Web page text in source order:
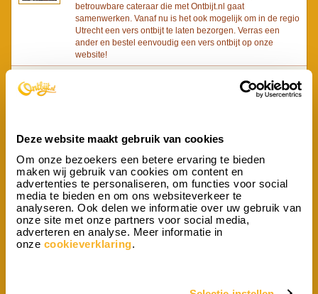
Deze website maakt gebruik van cookies
Om onze bezoekers een betere ervaring te bieden
maken wij gebruik van cookies om content en
advertenties te personaliseren, om functies voor social
media te bieden en om ons websiteverkeer te
analyseren. Ook delen we informatie over uw gebruik van
onze site met onze partners voor social media,
adverteren en analyse. Meer informatie in
onze cookieverklaring.
betrouwbare cateraar die met Ontbijt.nl gaat
samenwerken. Vanaf nu is het ook mogelijk om in de regio
Utrecht een vers ontbijt te laten bezorgen. Verras een
ander en bestel eenvoudig een vers ontbijt op onze
website!
Houdt u ook van een lekker en stevig ontbijt zoals men ze
ontbijt zodat u er weer stevig tegenaan kan.
Bestel nu ook bijproducten bij uw ontbijt!
Vanaf nu heeft u ook de mogelijkheid om bijproducten te
bestellen bij uw ontbijt. U heeft de keuze uit de volgende
bijproducten:- Bonbiance Chocolade Love- Bonbiance
Chocolade Gefeliciteerd - Bonbiance Chocolade Bedankt-
Tony Chocolony- Rode roos- Merci- Celebrations -
Zuivelhoeve Yoghurt Aardbei Deze bijproducten komt u
vanzelf tegen in het bestellingsproces.